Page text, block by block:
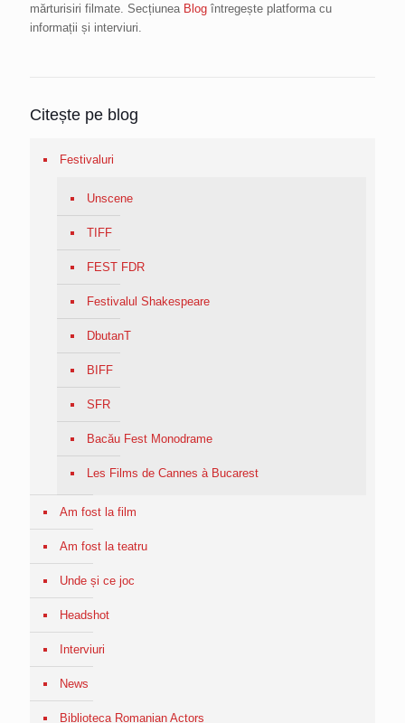
mărturisiri filmate. Secțiunea Blog întregește platforma cu
informații și interviuri.
Citește pe blog
Festivaluri
Unscene
TIFF
FEST FDR
Festivalul Shakespeare
DbutanT
BIFF
SFR
Bacău Fest Monodrame
Les Films de Cannes à Bucarest
Am fost la film
Am fost la teatru
Unde și ce joc
Headshot
Interviuri
News
Biblioteca Romanian Actors